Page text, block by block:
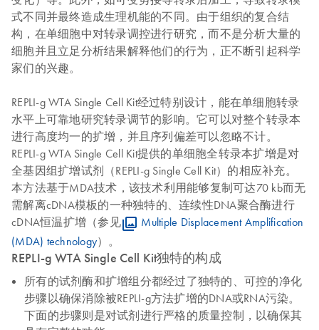
式不同并最终造成生理机能的不同。由于组织的复合结
构，在单细胞中对转录调控进行研究，而不是分析大量的
细胞并且立足分析结果解释他们的行为，正不断引起科学
家们的兴趣。
REPLI-g WTA Single Cell Kit经过特别设计，能在单细胞转录
水平上可靠地研究转录调节的影响。它可以对整个转录本
进行高度均一的扩增，并且序列偏差可以忽略不计。
REPLI‑g WTA Single Cell Kit提供的单细胞全转录本扩增是对
全基因组扩增试剂（REPLI-g Single Cell Kit）的相应补充。
本方法基于MDA技术，该技术利用能够复制可达70 kb而无
需解离cDNA模板的一种独特的、连续性DNA聚合酶进行
cDNA恒温扩增（参见
Multiple Displacement Amplification
(MDA) technology）。
REPLI-g WTA Single Cell Kit独特的构成
所有的试剂酶和扩增组分都经过了独特的、可控的净化
步骤以确保消除被REPLI-g方法扩增的DNA或RNA污染。
下面的步骤则是对试剂进行严格的质量控制，以确保其